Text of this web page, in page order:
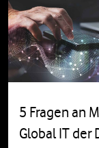
5 Fragen an
Global IT der